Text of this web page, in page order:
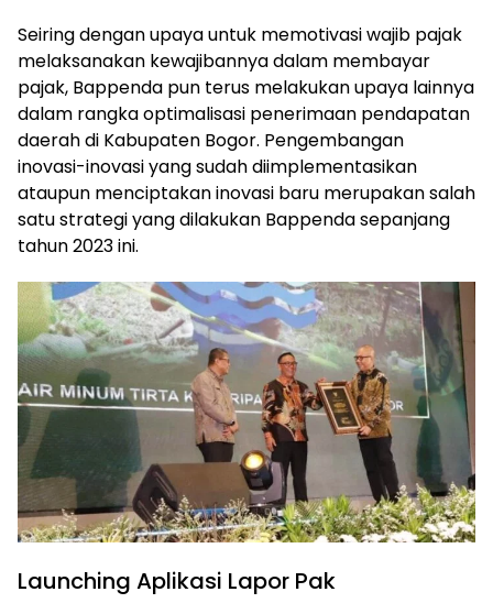
Seiring dengan upaya untuk memotivasi wajib pajak
melaksanakan kewajibannya dalam membayar
pajak, Bappenda pun terus melakukan upaya lainnya
dalam rangka optimalisasi penerimaan pendapatan
daerah di Kabupaten Bogor. Pengembangan
inovasi-inovasi yang sudah diimplementasikan
ataupun menciptakan inovasi baru merupakan salah
satu strategi yang dilakukan Bappenda sepanjang
tahun 2023 ini.
Launching Aplikasi Lapor Pak